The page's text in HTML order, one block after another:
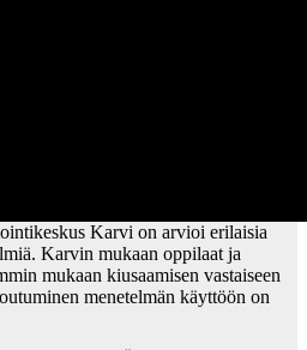
Karvi on arvioi erilaisia
Karvin mukaan oppilaat ja
mukaan kiusaamisen vastaiseen
menetelmän käyttöön on